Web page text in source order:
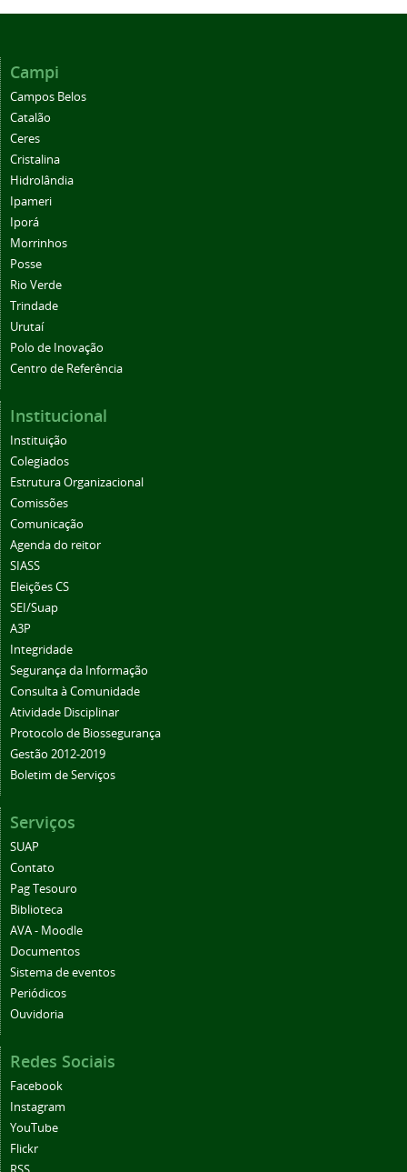
Campi
Campos Belos
Catalão
Ceres
Cristalina
Hidrolândia
Ipameri
Iporá
Morrinhos
Posse
Rio Verde
Trindade
Urutaí
Polo de Inovação
Centro de Referência
Institucional
Instituição
Colegiados
Estrutura Organizacional
Comissões
Comunicação
Agenda do reitor
SIASS
Eleições CS
SEI/Suap
A3P
Integridade
Segurança da Informação
Consulta à Comunidade
Atividade Disciplinar
Protocolo de Biossegurança
Gestão 2012-2019
Boletim de Serviços
Serviços
SUAP
Contato
Pag Tesouro
Biblioteca
AVA - Moodle
Documentos
Sistema de eventos
Periódicos
Ouvidoria
Redes Sociais
Facebook
Instagram
YouTube
Flickr